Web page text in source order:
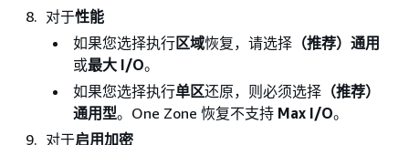
对于性能
如果您选择执行区域恢复，请选择 （推荐）通用
或最大 I/O。
如果您选择执行单区还原，则必须选择 （推荐）
通用型。One Zone 恢复不支持 Max I/O。
对于启用加密